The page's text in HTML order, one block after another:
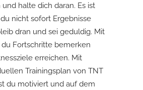
und halte dich daran. Es ist
nicht sofort Ergebnisse
dran und sei geduldig. Mit
Fortschritte bemerken
erreichen. Mit
Trainingsplan von TNT
du motiviert und auf dem